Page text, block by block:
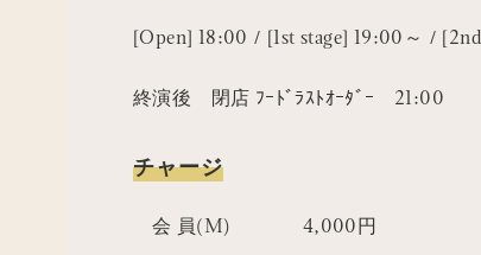
[Open] 18:00 / [1st stage] 19:00～ /
終演後 閉店 ﾌｰﾄﾞﾗｽﾄｵｰﾀﾞｰ 21:00
チャージ
会 員(M) 4,000円